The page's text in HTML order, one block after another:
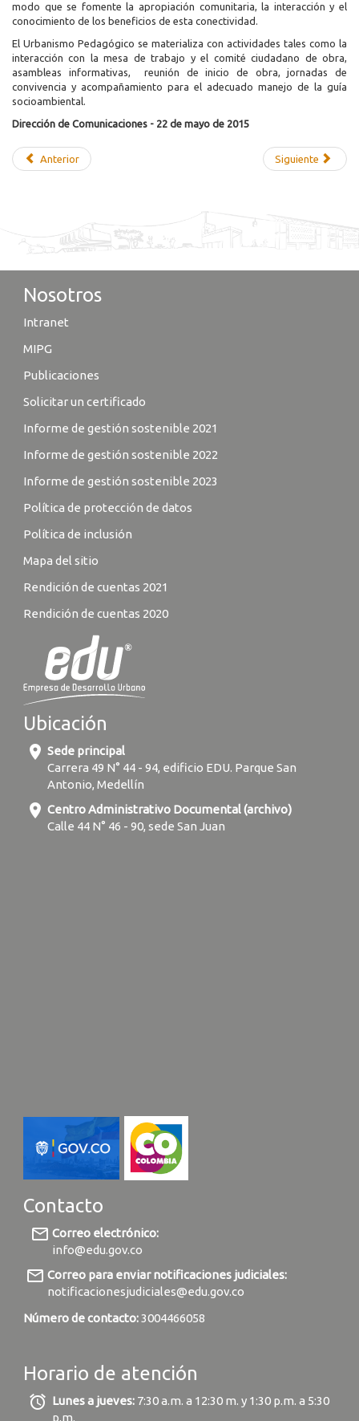
modo que se fomente la apropiación comunitaria, la interacción y el
conocimiento de los beneficios de esta conectividad.
El Urbanismo Pedagógico se materializa con actividades tales como la
interacción con la mesa de trabajo y el comité ciudadano de obra,
asambleas informativas, reunión de inicio de obra, jornadas de
convivencia y acompañamiento para el adecuado manejo de la guía
socioambiental.
Dirección de Comunicaciones - 22 de mayo de 2015
Anterior Siguiente
Nosotros
Intranet
MIPG
Publicaciones
Solicitar un certificado
Informe de gestión sostenible 2021
Informe de gestión sostenible 2022
Informe de gestión sostenible 2023
Política de protección de datos
Política de inclusión
Mapa del sitio
Rendición de cuentas 2021
Rendición de cuentas 2020
Ubicación
location_on Sede principal
Carrera 49 N° 44 - 94, edificio EDU. Parque San
Antonio, Medellín
location_on Centro Administrativo Documental (archivo)
Calle 44 N° 46 - 90, sede San Juan
Contacto
mail_outline Correo electrónico:
info@edu.gov.co
mail_outline Correo para enviar notificaciones judiciales:
notificacionesjudiciales@edu.gov.co
Número de contacto:3004466058
Horario de atención
alarm Lunes a jueves: 7:30 a.m. a 12:30 m. y 1:30 p.m. a 5:30
p.m.